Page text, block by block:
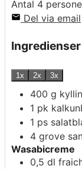
Antal 4
Del via email
Ingredienser
1x 2x 3x
400 g
1 pk
1 ps
4 grove
Wasabicreme
0,5 dl